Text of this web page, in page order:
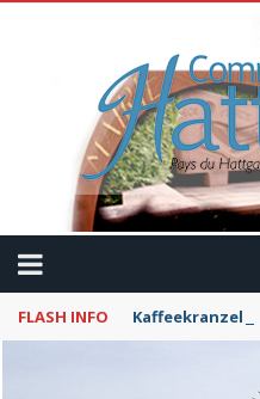
FLASH INFO Kaffeekranzel :